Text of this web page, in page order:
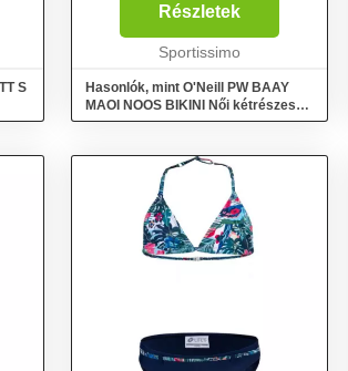
S
száradó HyperDry anyagból
készült, így még egy hosszú
fürdőzés után is gyorsan
Részletek
Sportissimo
Hasonlók, mint O'Neill PW BAAY
MAOI NOOS BIKINI Női kétrészes
fürdőruha, piros, méret